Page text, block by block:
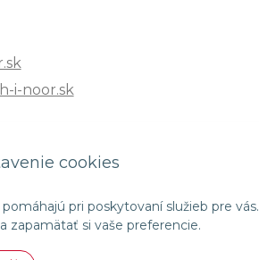
cookies
pri poskytovaní služieb pre vás.
zapamätať si vaše preferencie.
i-noor.sk